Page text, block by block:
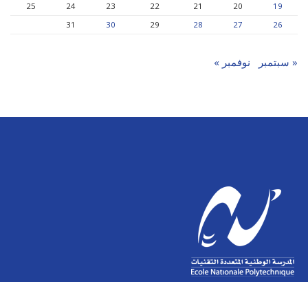
19
20
21
22
23
24
25
26
27
28
29
30
31
« سبتمبر نوفمبر »